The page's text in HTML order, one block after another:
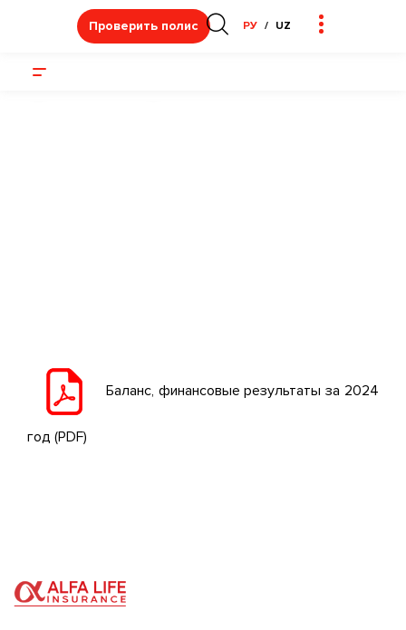
Проверить полис РУ UZ
Бухгалтерские отчеты
Баланс, финансовые результаты за 2024
год (PDF)